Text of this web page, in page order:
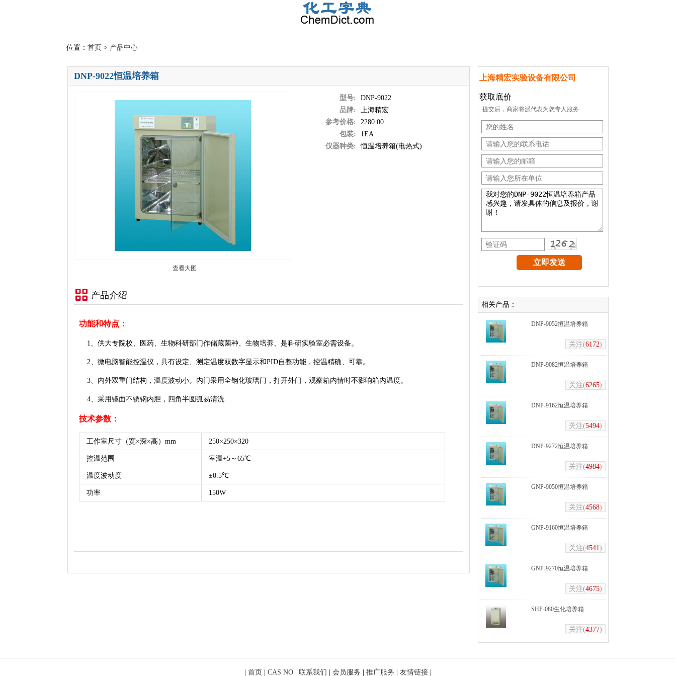
位置： 首页 > 产品中心
DNP-9022恒温培养箱
查看大图
型号:
DNP-9022
品牌:
上海精宏
参考价格:
2280.00
包装:
1EA
仪器种类:
恒温培养箱(电热式)
产品介绍
功能和特点：
1、供大专院校、医药、生物科研部门作储藏菌种、生物培养、是科研实验室必需设备。
2、微电脑智能控温仪，具有设定、测定温度双数字显示和PID自整功能，控温精确、可靠。
3、内外双重门结构，温度波动小。内门采用全钢化玻璃门，打开外门，观察箱内情时不影响箱内温度。
4、采用镜面不锈钢内胆，四角半圆弧易清洗.
技术参数：
工作室尺寸（宽×深×高）mm 250×250×320
控温范围 室温+5～65℃
温度波动度 ±0.5℃
功率 150W
上海精宏实验设备有限公司
获取底价
提交后，商家将派代表为您专人服务
相关产品：
DNP-9052恒温培养箱
关注(6172)
DNP-9082恒温培养箱
关注(6265)
DNP-9162恒温培养箱
关注(5494)
DNP-9272恒温培养箱
关注(4984)
GNP-9050恒温培养箱
关注(4568)
GNP-9160恒温培养箱
关注(4541)
GNP-9270恒温培养箱
关注(4675)
SHP-080生化培养箱
关注(4377)
首页 CAS NO 联系我们 会员服务 推广服务 友情链接